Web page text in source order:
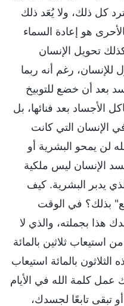
كل ذلك، ولا يُعَد ذلك
هو إعادة السماء
تحويل الإنسان
للإنسان، رغم أنه ربما
بعد أن خضع للتوبيخ
الأجساد بعد فنائها، بل
الإنسان التي كانت
لن يمحو البشرية أو
الإنسان ليس ملكية
يدبر البشرية. كيف
بذلك؟ في الوقت
هذا بجملته، والذي لا
استيعاب ثلاثين بالمائة
بالمائة استيعاب
عمل كلمة الله في الأيام
تبقى تابعًا لجسدك،